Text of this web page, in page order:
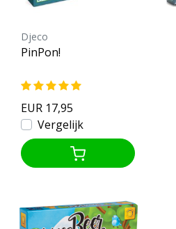
Djeco
PinPon!
EUR 17,95
Vergelijk